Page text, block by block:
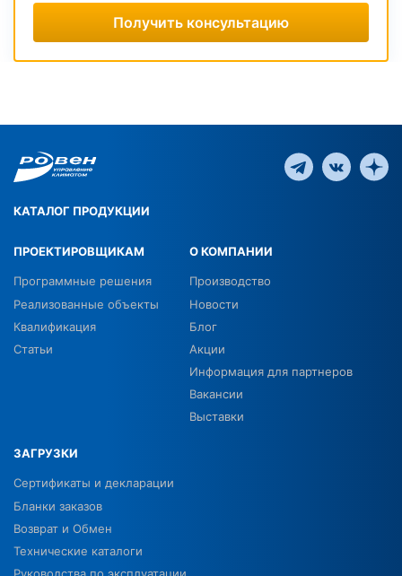
Получить консультацию
КАТАЛОГ ПРОДУКЦИИ
ПРОЕКТИРОВЩИКАМ
Программные решения
Реализованные объекты
Квалификация
Статьи
О КОМПАНИИ
Производство
Новости
Блог
Акции
Информация для партнеров
Вакансии
Выставки
ЗАГРУЗКИ
Сертификаты и декларации
Бланки заказов
Возврат и Обмен
Технические каталоги